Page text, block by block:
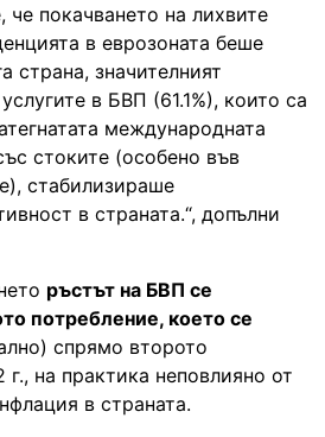
че покачването на лихвите
в еврозоната беше
страна, значителният
в БВП (61.1%), които са
международната
стоките (особено във
стабилизираше
в страната.“, допълни
ръстът на БВП се
потребление, което се
спрямо второто
на практика неповлияно от
в страната.